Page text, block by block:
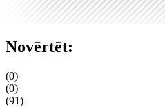
Novērtēt:
(0)
(0)
(91)